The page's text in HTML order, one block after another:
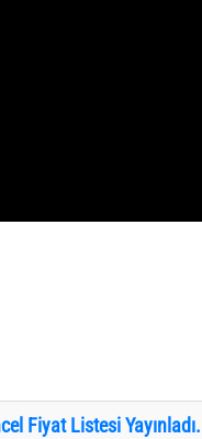
Fiyat Listesi Yayınladı.